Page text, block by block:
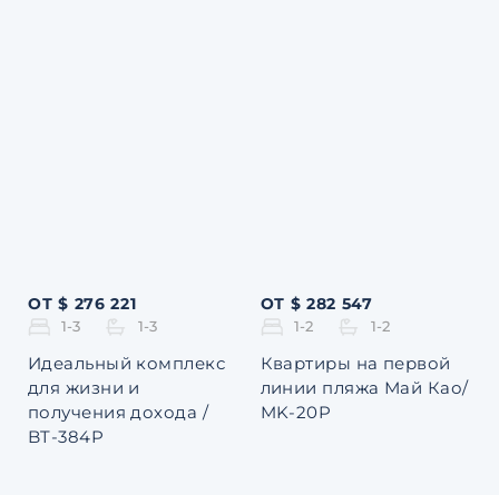
ОТ $ 276 221
1-3 1-3
Идеальный комплекс
для жизни и
получения дохода /
BT-384P
ОТ $ 282 547
1-2 1-2
Квартиры на первой
линии пляжа Май Као/
MK-20P